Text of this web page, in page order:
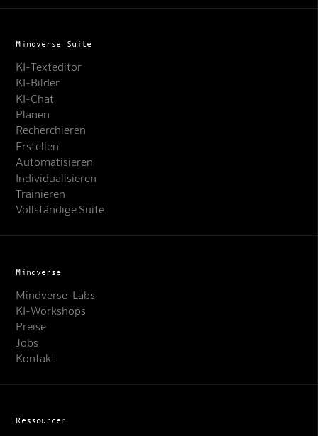
Mindverse Suite
KI-Texteditor
KI-Bilder
KI-Chat
Planen
Recherchieren
Erstellen
Automatisieren
Individualisieren
Trainieren
Vollständige Suite
Mindverse
Mindverse-Labs
KI-Workshops
Preise
Jobs
Kontakt
Ressourcen